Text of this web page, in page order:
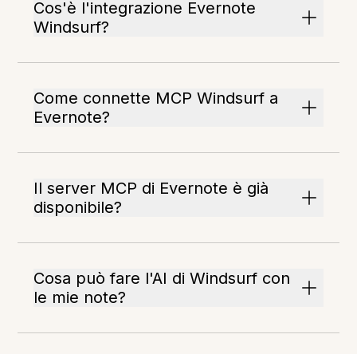
Cos'è l'integrazione Evernote
Windsurf?
Come connette MCP Windsurf a
Evernote?
Il server MCP di Evernote è già
disponibile?
Cosa può fare l'AI di Windsurf con
le mie note?